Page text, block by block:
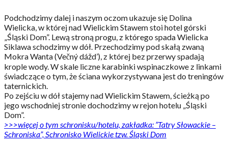
Podchodzimy dalej i naszym oczom ukazuje się Dolina
Wielicka, w której nad Wielickim Stawem stoi hotel górski
„Śląski Dom”. Lewą stroną progu, z którego spada Wielicka
Siklawa schodzimy w dół. Przechodzimy pod skałą zwaną
Mokra Wanta (Večný dážd’), z której bez przerwy spadają
krople wody. W skale liczne karabinki wspinaczkowe z linkami
świadczące o tym, że ściana wykorzystywana jest do treningów
taternickich.
Po zejściu w dół stajemy nad Wielickim Stawem, ścieżką po
jego wschodniej stronie dochodzimy w rejon hotelu „Śląski
Dom”.
>>>więcej o tym schronisku/hotelu, zakładka: ”Tatry Słowackie –
Schroniska”, Schronisko Wielickie tzw. Śląski Dom